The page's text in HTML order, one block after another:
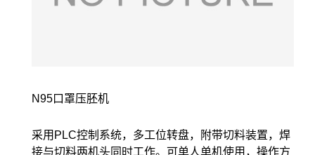
N95口罩压胚机
采用PLC控制系统，多工位转盘，附带切料装置，焊
接与切料两机头同时工作。可单人单机使用，操作方